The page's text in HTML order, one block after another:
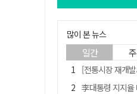
많이 본 뉴스
일간
[전통시장 재개발사업] '50여년 역
李대통령 지지율 다시